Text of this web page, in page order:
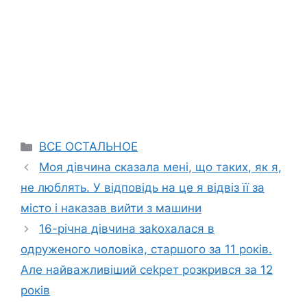
Categories
ВСЕ ОСТАЛЬНОЕ
Моя дівчина сказала мені, що таких, як я,
не люблять. У відповідь на це я відвіз її за
місто і наказав вийти з машини
16-річна дівчина заkохалася в
одруженого чоловіка, старшого за 11 років.
Але найважливіший сеkрет розкрився за 12
років